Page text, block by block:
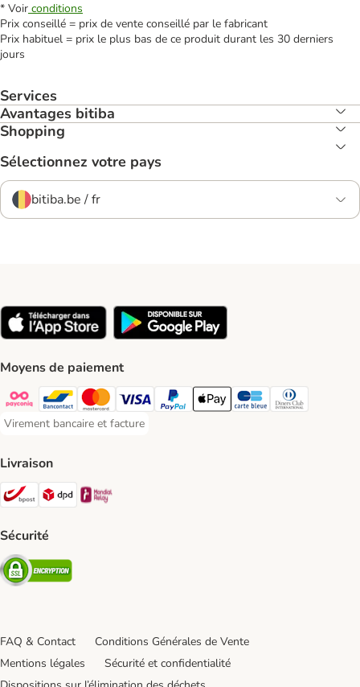
* Voir conditions
Prix conseillé = prix de vente conseillé par le fabricant
Prix habituel = prix le plus bas de ce produit durant les 30 derniers
jours
Services
Avantages bitiba
Shopping
Sélectionnez votre pays
bitiba.be / fr
Moyens de paiement
Payconiq Payment Method
Bancontact Payment Method
Mastercard Payment Method
Visa Payment Method
Paypal Payment Method
Apple Pay Payment Method
Carte bleue Payment
Diners club
Virement bancaire et facture
Virement bancaire et facture Payment Method
Livraison
Bpost Shipping Method
DPD Shipping Method
Sécurité
Security
FAQ & Contact
Conditions Générales de Vente
Mentions légales
Sécurité et confidentialité